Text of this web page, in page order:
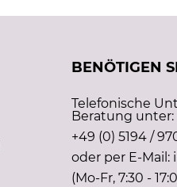
BENÖTIGEN
Telefonische
Beratung unter:
+49 (0) 5194 /
oder per E-Mail:
(Mo-Fr, 7:30 -